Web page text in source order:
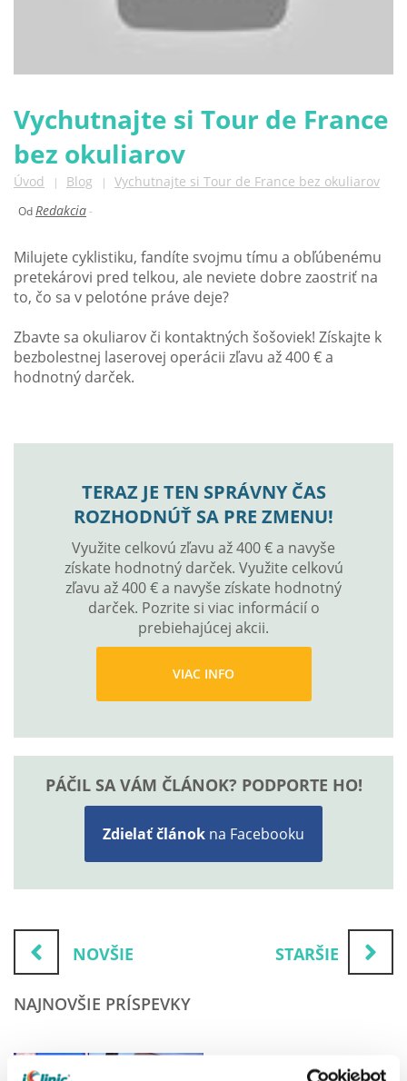
Vychutnajte si Tour de France
bez okuliarov
Úvod | Blog | Vychutnajte si Tour de France bez okuliarov
OdRedakcia-
Milujete cyklistiku, fandíte svojmu tímu a obľúbenému
pretekárovi pred telkou, ale neviete dobre zaostriť na
to, čo sa v pelotóne práve deje?
Zbavte sa okuliarov či kontaktných šošoviek! Získajte k
bezbolestnej laserovej operácii zľavu až 400 € a
hodnotný darček.
TERAZ JE TEN SPRÁVNY ČAS
ROZHODNÚŤ SA PRE ZMENU!
Využite celkovú zľavu až 400 € a navyše
získate hodnotný darček. Využite celkovú
zľavu až 400 € a navyše získate hodnotný
darček. Pozrite si viac informácií o
prebiehajúcej akcii.
VIAC INFO
PÁČIL SA VÁM ČLÁNOK? PODPORTE HO!
Zdielať článok na Facebooku
NOVŠIE STARŠIE
NAJNOVŠIE PRÍSPEVKY